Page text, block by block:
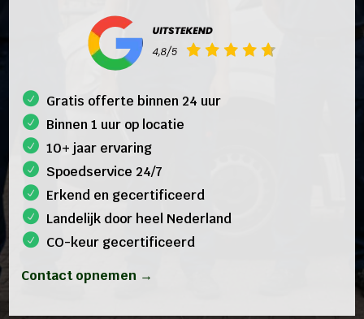
Gratis offerte binnen 24 uur
Binnen 1 uur op locatie
10+ jaar ervaring
Spoedservice 24/7
Erkend en gecertificeerd
Landelijk door heel Nederland
CO-keur gecertificeerd
Contact opnemen →